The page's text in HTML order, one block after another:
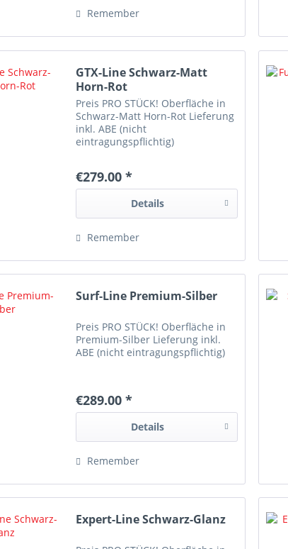
Remember
GTX-Line Schwarz-Matt
Horn-Rot
Preis PRO STÜCK! Oberfläche in
Schwarz-Matt Horn-Rot Lieferung
inkl. ABE (nicht
eintragungspflichtig)
€279.00 *
Details
Remember
Surf-Line Premium-Silber
Preis PRO STÜCK! Oberfläche in
Premium-Silber Lieferung inkl.
ABE (nicht eintragungspflichtig)
€289.00 *
Details
Remember
Expert-Line Schwarz-Glanz